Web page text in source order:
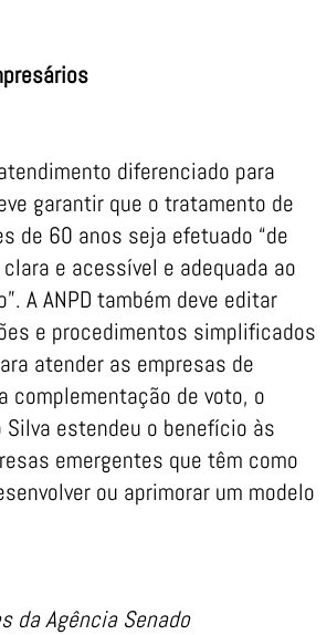
diferenciado para
garantir que o tratamento de
de 60 anos seja efetuado “de
e acessível e adequada ao
A ANPD também deve editar
e procedimentos simplificados
atender as empresas de
complementação de voto, o
Silva estendeu o benefício às
emergentes que têm como
ou aprimorar um modelo
da Agência Senado